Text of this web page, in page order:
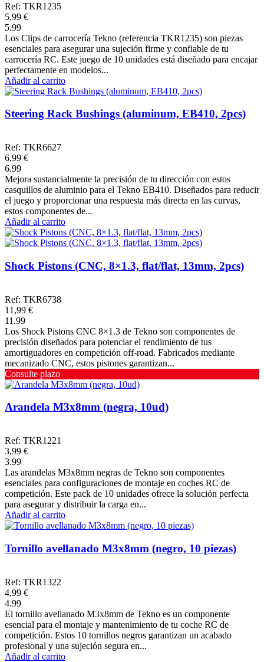
Ref: TKR1235
5,99 €
5.99
Los Clips de carrocería Tekno (referencia TKR1235) son piezas
esenciales para asegurar una sujeción firme y confiable de tu
carrocería RC. Este juego de 10 unidades está diseñado para encajar
perfectamente en modelos...
Añadir al carrito
Steering Rack Bushings (aluminum, EB410, 2pcs)
Ref: TKR6627
6,99 €
6.99
Mejora sustancialmente la precisión de tu dirección con estos
casquillos de aluminio para el Tekno EB410. Diseñados para reducir
el juego y proporcionar una respuesta más directa en las curvas,
estos componentes de...
Añadir al carrito
Shock Pistons (CNC, 8×1.3, flat/flat, 13mm, 2pcs)
Ref: TKR6738
11,99 €
11.99
Los Shock Pistons CNC 8×1.3 de Tekno son componentes de
precisión diseñados para potenciar el rendimiento de tus
amortiguadores en competición off-road. Fabricados mediante
mecanizado CNC, estos pistones garantizan...
Consulte plazo
Arandela M3x8mm (negra, 10ud)
Ref: TKR1221
3,99 €
3.99
Las arandelas M3x8mm negras de Tekno son componentes
esenciales para configuraciones de montaje en coches RC de
competición. Este pack de 10 unidades ofrece la solución perfecta
para asegurar y distribuir la carga en...
Añadir al carrito
Tornillo avellanado M3x8mm (negro, 10 piezas)
Ref: TKR1322
4,99 €
4.99
El tornillo avellanado M3x8mm de Tekno es un componente
esencial para el montaje y mantenimiento de tu coche RC de
competición. Estos 10 tornillos negros garantizan un acabado
profesional y una sujeción segura en...
Añadir al carrito